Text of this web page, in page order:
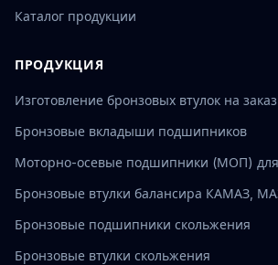
Каталог продукции
ПРОДУКЦИЯ
Изготовление бронзовых втулок на заказ
Бронзовые вкладыши подшипников
Моторно-осевые подшипники (МОП) для
Бронзовые втулки балансира КАМАЗ,
Бронзовые подшипники скольжения
Бронзовые втулки скольжения